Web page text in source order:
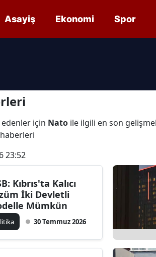
Asayiş Ekonomi Spor
için Nato ile ilgili en son
23:52
Kıbrıs'ta Kalıcı
İki Devletli
Mümkün
30 Temmuz 2026